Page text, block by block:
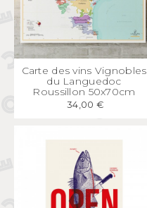
APERÇU RAPIDE
Carte des vins Vignobles
du Languedoc
Roussillon 50x70cm
34,00 €